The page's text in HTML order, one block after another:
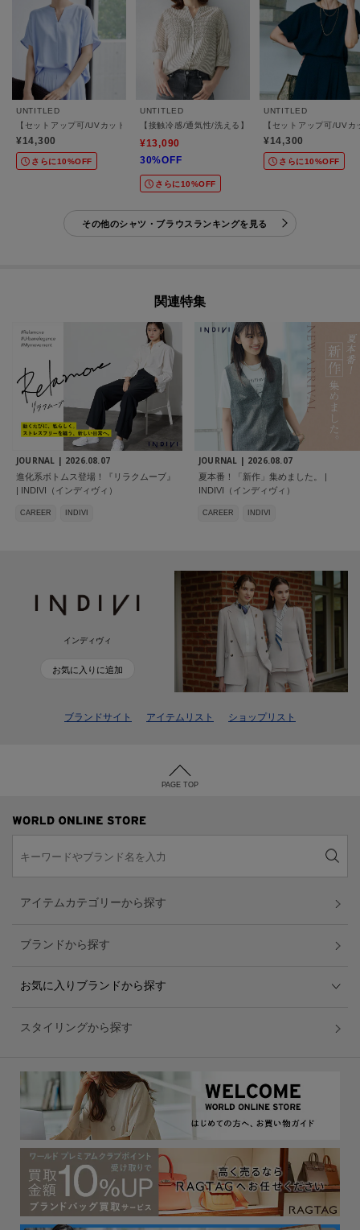
UNTITLED
【セットアップ可/UVカット/接触冷感/UVカット】リラクシーキーVネックブラウス
¥14,300
さらに10%OFF
UNTITLED
【接触冷感/通気性/洗える】フロントフリルブラウス
¥13,090
30%OFF
さらに10%OFF
UNTITLED
【セットアップ可/UV
¥14,300
さらに10%OFF
その他のシャツ・ブラウスランキングを見る
関連特集
JOURNAL | 2026.08.07
進化系ボトムス登場！『リラクムーブ』
| INDIVI（インディヴィ）
CAREER INDIVI
JOURNAL | 2026.08.07
夏本番！「新作」集めました。 |
INDIVI（インディヴィ）
CAREER INDIVI
インディヴィ
お気に入りに追加
ブランドサイト アイテムリスト ショップリスト
PAGE TOP
アイテムカテゴリーから探す
ブランドから探す
お気に入りブランドから探す
スタイリングから探す